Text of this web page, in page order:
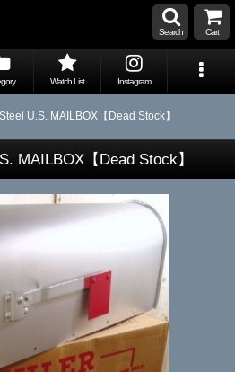
Search Cart
Watch List Instagram
U.S. MAILBOX【Dead Stock】
MAILBOX【Dead Stock】